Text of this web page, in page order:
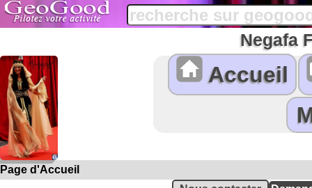
Negafa
Accueil
Page d'Accueil